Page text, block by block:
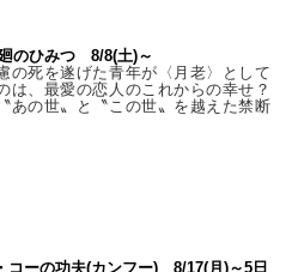
のひみつ 8/8(土)～
の死を遂げた青年が〈月老〉として
は、最愛の恋人のこれからの幸せ？
あの世〟と〝この世〟を越えた禁断
コーの功夫(カンフー) 8/17(月)～5日